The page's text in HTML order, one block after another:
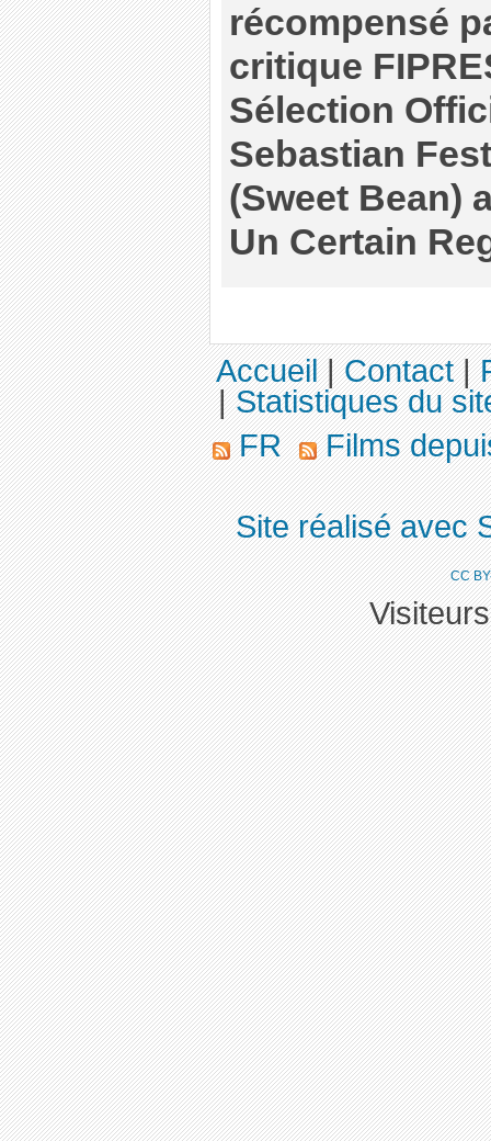
récompensé
critique
Sélection
Sebastian
(Sweet Bean)
Un Certain
Accueil|Contact|
|Statistiques du
FR
Films
Site réalisé avec
CC